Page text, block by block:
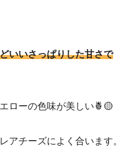
いいさっぱりした甘さで
ローの色味が美しい🍍🟡
アチーズによく合います。